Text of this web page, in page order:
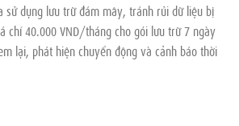
sử dụng lưu trữ đám mây, tránh rủi dữ liệu bị
chỉ 40.000 VND/tháng cho gói lưu trữ 7 ngày
lại, phát hiện chuyển động và cảnh báo thời